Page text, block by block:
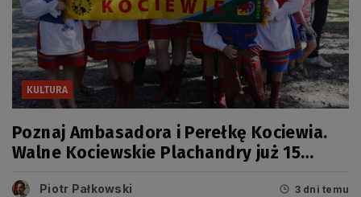
KULTURA
Poznaj Ambasadora i Perełkę Kociewia.
Walne Kociewskie Plachandry już 15
Piotr Pałkowski 3 dni temu